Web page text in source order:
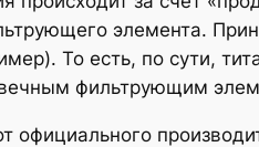
элемента.
То есть, по сути,
фильтрующим
официального